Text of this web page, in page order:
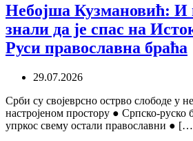
Небојша Кузмановић: И
знали да је спас на
Руси православна браћа
29.07.2026
Срби су својеврсно острво слободе у
настројеном простору ● Српско-руско
упркос свему остали православни ●